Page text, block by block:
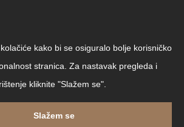
kako bi se osiguralo bolje korisničko
stranica. Za nastavak pregleda i
kliknite "Slažem se".
Slažem se